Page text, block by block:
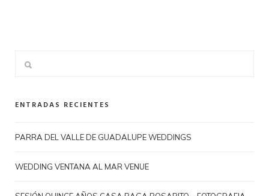
ENTRADAS RECIENTES
PARRA DEL VALLE DE GUADALUPE WEDDINGS
WEDDING VENTANA AL MAR VENUE